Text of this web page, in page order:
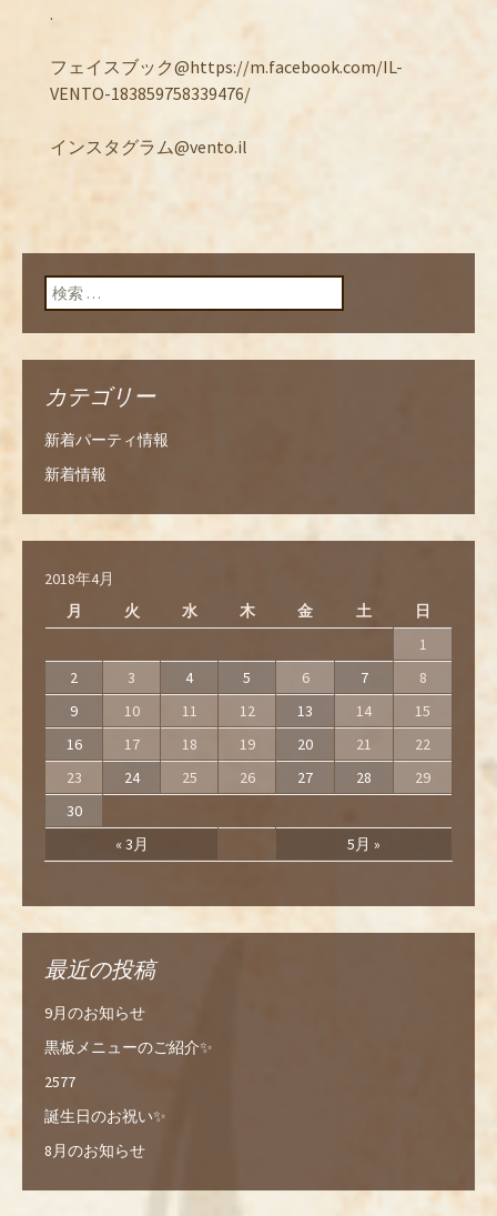
.
フェイスブック@https://m.facebook.com/IL-
VENTO-183859758339476/
インスタグラム@vento.il
検索:
カテゴリー
新着パーティ情報
新着情報
2018年4月
月
火 水 木 金 土 日
« 3月 5月 »
1
2
3 4 5 6 7
8
9
10 11 12 13 14
15
16
17 18 19 20 21
22
23
24 25 26 27 28
29
30
最近の投稿
9月のお知らせ
黒板メニューのご紹介✨
2577
誕生日のお祝い✨
8月のお知らせ